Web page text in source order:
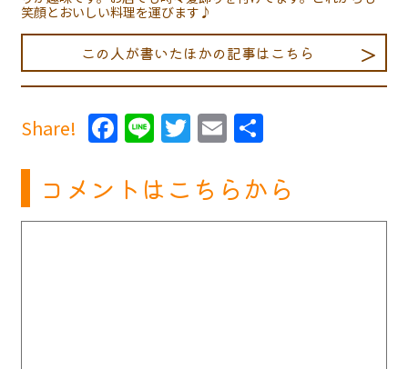
笑顔とおいしい料理を運びます♪
この人が書いたほかの記事はこちら
Share! Facebook
LineTwitter
Email
コメントはこちらから